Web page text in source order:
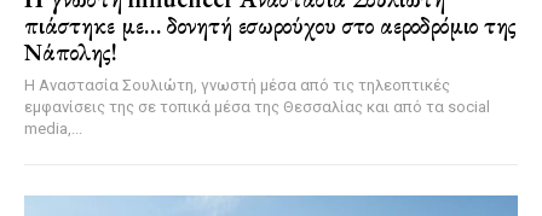
πιάστηκε με… δονητή εσωρούχου στο αεροδρόμιο της
Νάπολης!
Η Αναστασία Σουλιώτη, γνωστή μέσα από τις τηλεοπτικές
εμφανίσεις της σε τοπικά μέσα της Θεσσαλίας και από τα social
media,...